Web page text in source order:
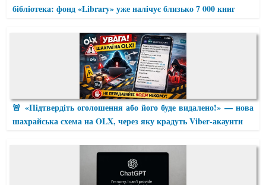
бібліотека: фонд «Library» уже налічує близько 7 000 книг
🚨 «Підтвердіть оголошення або його буде видалено!» — нова
шахрайська схема на OLX, через яку крадуть Viber-акаунти